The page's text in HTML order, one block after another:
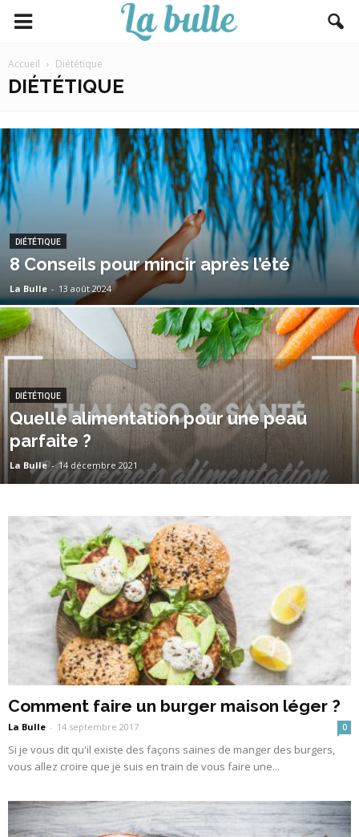
Accueil Diététique
DIÉTÉTIQUE
DIÉTÉTIQUE
8 Conseils pour mincir après l’été
La Bulle - 13 août 2024
DIÉTÉTIQUE
Quelle alimentation pour une peau
parfaite ?
La Bulle - 14 décembre 2021
Comment faire un burger maison léger ?
La Bulle - 14 septembre 2017 0
Si je vous dit qu'il existe des façons saines de manger des burgers,
vous allez croire que je suis en train de vous faire une...